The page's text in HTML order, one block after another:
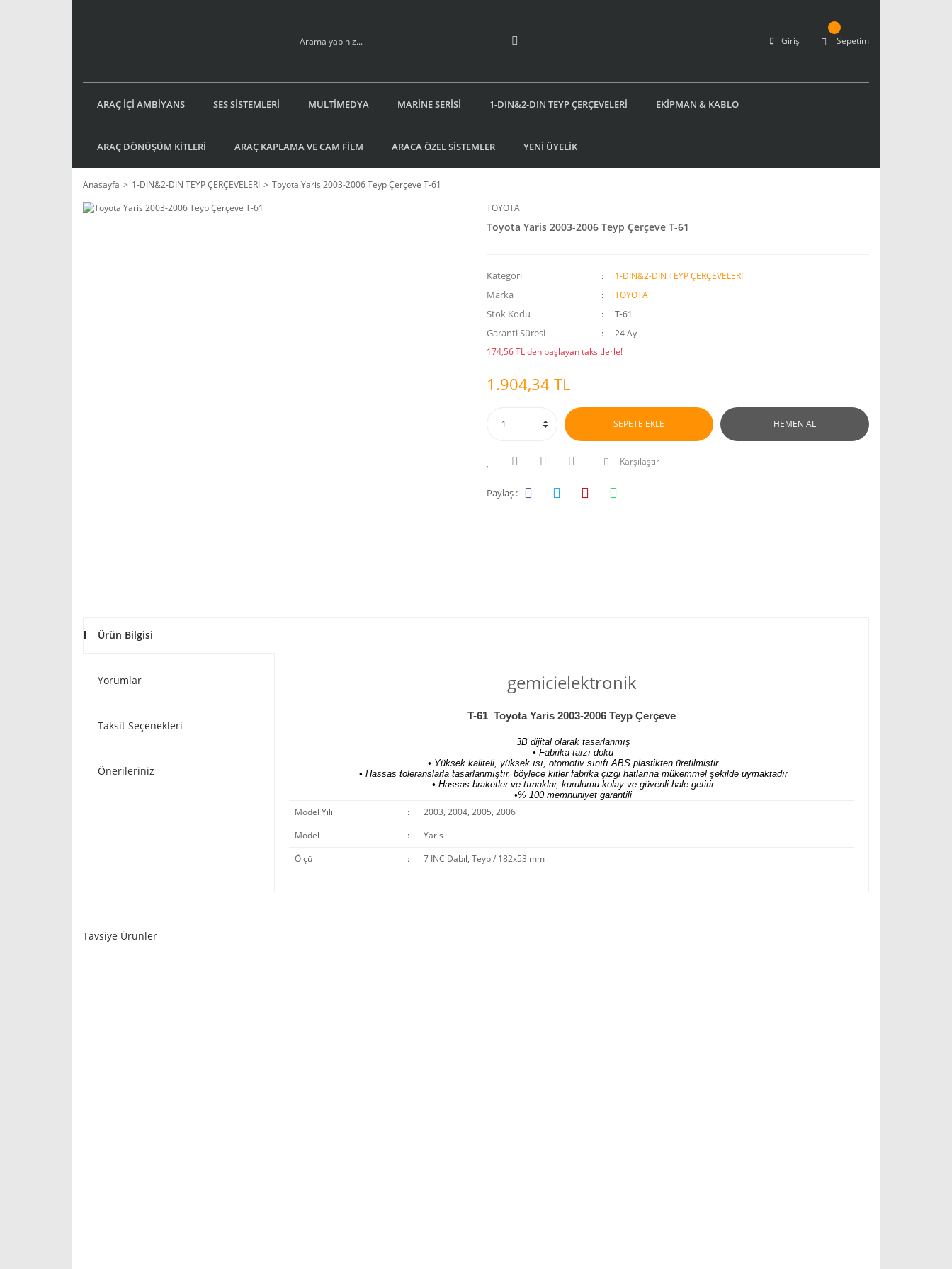
Giriş Sepetim
ARAÇ İÇİ AMBİYANS SES SİSTEMLERİ MULTİMEDYA MARİNE SERİSİ 1-DIN&2-DIN TEYP ÇERÇEVELERİ EKİPMAN & KABLO
ARAÇ DÖNÜŞÜM KİTLERİ ARAÇ KAPLAMA VE CAM FİLM ARACA ÖZEL SİSTEMLER YENİ ÜYELİK
Anasayfa 1-DIN&2-DIN TEYP ÇERÇEVELERİ
Toyota Yaris 2003-2006 Teyp Çerçeve T-61
TOYOTA
Toyota Yaris 2003-2006 Teyp Çerçeve T-61
Kategori 1-DIN&2-DIN TEYP ÇERÇEVELERİ
Marka TOYOTA
Stok Kodu T-61
Garanti Süresi
24 Ay
174,56 TL den başlayan taksitlerle!
1.904,34 TL
SEPETE EKLE HEMEN AL
Karşılaştır
Paylaş :
Ürün Bilgisi
Yorumlar
Taksit Seçenekleri
Önerileriniz
gemicielektronik
T-61 Toyota Yaris 2003-2006 Teyp Çerçeve
3B dijital olarak tasarlanmış
• Fabrika tarzı doku
• Yüksek kaliteli, yüksek ısı, otomotiv sınıfı ABS plastikten üretilmiştir
• Hassas toleranslarla tasarlanmıştır, böylece kitler fabrika çizgi hatlarına mükemmel şekilde uymaktadır
• Hassas braketler ve tırnaklar, kurulumu kolay ve güvenli hale getirir
•% 100 memnuniyet garantili
Model Yılı :
2003, 2004, 2005, 2006
Model
:
Yaris
Ölçü
: 7 INC Dabıl, Teyp / 182x53 mm
Tavsiye Ürünler